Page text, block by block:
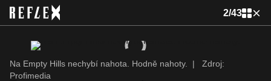
2/43
Na Empty Hills nechybí nahota. Hodně nahoty. |
Zdroj:
Profimedia